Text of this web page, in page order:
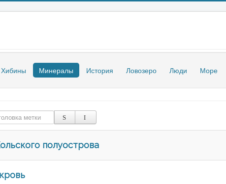
Хибины Минералы История Ловозеро Люди Море
метки
полуострова